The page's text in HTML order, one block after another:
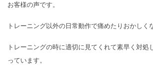
お客様の声です。
トレーニング以外の日常動作で痛めたりおかしく
トレーニングの時に適切に見てくれて素早く対処
っています。